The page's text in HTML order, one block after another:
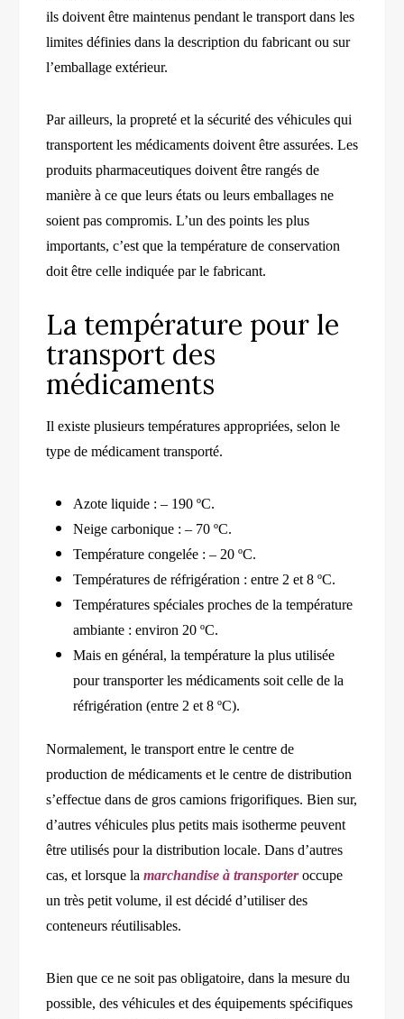
ils doivent être maintenus pendant le transport dans les
limites définies dans la description du fabricant ou sur
l’emballage extérieur.
Par ailleurs, la propreté et la sécurité des véhicules qui
transportent les médicaments doivent être assurées. Les
produits pharmaceutiques doivent être rangés de
manière à ce que leurs états ou leurs emballages ne
soient pas compromis. L’un des points les plus
importants, c’est que la température de conservation
doit être celle indiquée par le fabricant.
La température pour le
transport des
médicaments
Il existe plusieurs températures appropriées, selon le
type de médicament transporté.
Azote liquide : – 190 ºC.
Neige carbonique : – 70 ºC.
Température congelée : – 20 ºC.
Températures de réfrigération : entre 2 et 8 ºC.
Températures spéciales proches de la température
ambiante : environ 20 ºC.
Mais en général, la température la plus utilisée
pour transporter les médicaments soit celle de la
réfrigération (entre 2 et 8 ºC).
Normalement, le transport entre le centre de
production de médicaments et le centre de distribution
s’effectue dans de gros camions frigorifiques. Bien sur,
d’autres véhicules plus petits mais isotherme peuvent
être utilisés pour la distribution locale. Dans d’autres
cas, et lorsque la marchandise à transporteroccupe
un très petit volume, il est décidé d’utiliser des
conteneurs réutilisables.
Bien que ce ne soit pas obligatoire, dans la mesure du
possible, des véhicules et des équipements spécifiques